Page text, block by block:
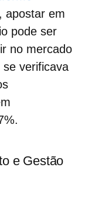
, apostar em
pode ser
no mercado
verificava
e Gestão